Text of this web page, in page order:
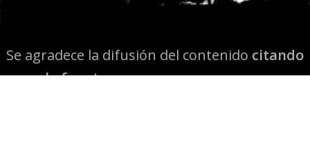
Se agradece la difusión del contenido citando
la fuente www.mapuexpress.org